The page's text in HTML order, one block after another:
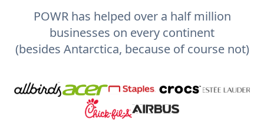
POWR has helped over a half million
businesses on every continent
(besides Antarctica, because of course not)